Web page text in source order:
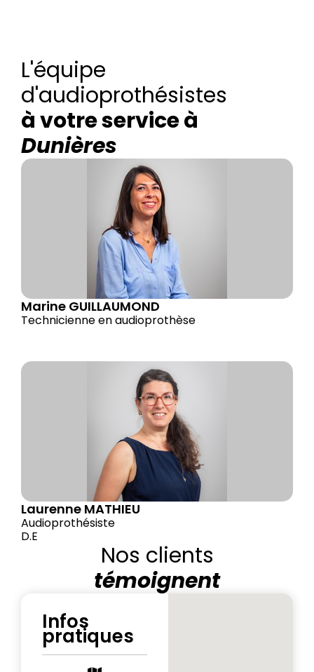
L'équipe
d'audioprothésistes
à votre service à
Dunières
Marine GUILLAUMOND
Technicienne en audioprothèse
Laurenne MATHIEU
Audioprothésiste
D.E
Nos clients
témoignent
Infos
pratiques